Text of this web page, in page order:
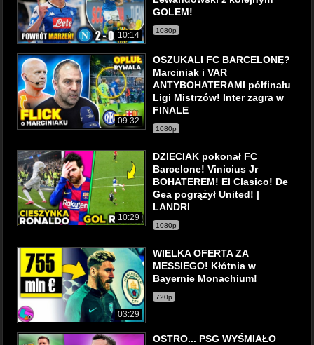
10:14
GOLEM!
1080p
09:32
OSZUKALI FC BARCELONĘ?
Marciniak i VAR
ANTYBOHATERAMI półfinału
Ligi Mistrzów! Inter zagra w
FINALE
1080p
10:29
DZIECIAK pokonał FC
Barcelone! Vinicius Jr
BOHATEREM! El Clasico! De
Gea pogrążył United! |
LANDRI
1080p
03:29
WIELKA OFERTA ZA
MESSIEGO! Kłótnia w
Bayernie Monachium!
720p
OSTRO... PSG WYŚMIAŁO